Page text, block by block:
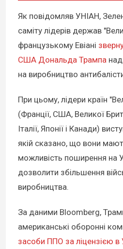
Як повідомляв УНІАН,
саміту лідерів держав
французькому Евіані
США Дональда Трампа
на виробництво
При цьому, лідери країн
(Франції, США, Великої
Італії, Японії і Канади)
якій сказано, що вони
можливість поширення на
дозволити збільшення
виробництва.
За даними Bloomberg,
американські оборонні
засоби ППО за ліцензією в